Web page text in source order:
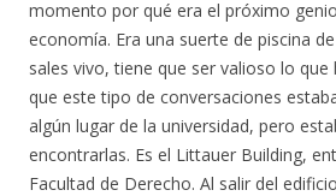
momento por qué era el próximo
economía. Era una suerte de piscina
sales vivo, tiene que ser valioso lo que
que este tipo de conversaciones
algún lugar de la universidad, pero
encontrarlas. Es el Littauer Building,
Facultad de Derecho. Al salir del